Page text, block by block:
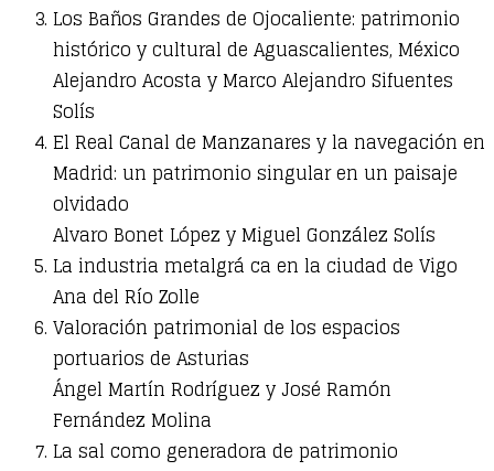
Los Baños Grandes de Ojocaliente: patrimonio
histórico y cultural de Aguascalientes, México
Alejandro Acosta y Marco Alejandro Sifuentes
Solís
El Real Canal de Manzanares y la navegación en
Madrid: un patrimonio singular en un paisaje
olvidado
Alvaro Bonet López y Miguel González Solís
La industria metalgrá ca en la ciudad de Vigo
Ana del Río Zolle
Valoración patrimonial de los espacios
portuarios de Asturias
Ángel Martín Rodríguez y José Ramón
Fernández Molina
La sal como generadora de patrimonio